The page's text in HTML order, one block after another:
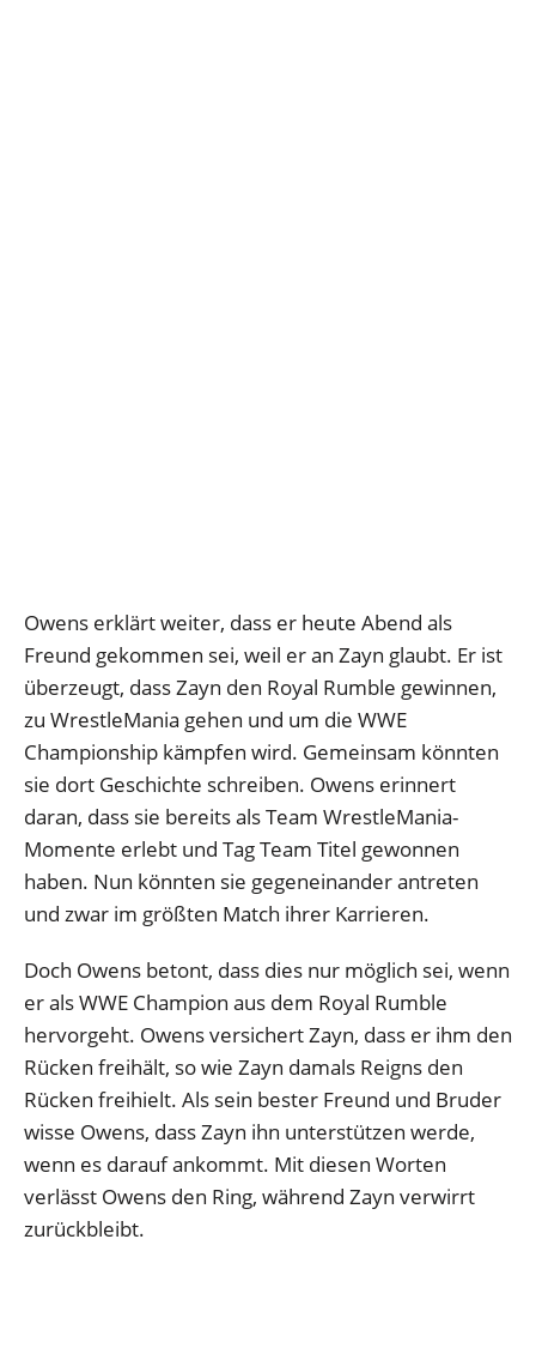
Owens erklärt weiter, dass er heute Abend als
Freund gekommen sei, weil er an Zayn glaubt. Er ist
überzeugt, dass Zayn den Royal Rumble gewinnen,
zu WrestleMania gehen und um die WWE
Championship kämpfen wird. Gemeinsam könnten
sie dort Geschichte schreiben. Owens erinnert
daran, dass sie bereits als Team WrestleMania-
Momente erlebt und Tag Team Titel gewonnen
haben. Nun könnten sie gegeneinander antreten
und zwar im größten Match ihrer Karrieren.
Doch Owens betont, dass dies nur möglich sei, wenn
er als WWE Champion aus dem Royal Rumble
hervorgeht. Owens versichert Zayn, dass er ihm den
Rücken freihält, so wie Zayn damals Reigns den
Rücken freihielt. Als sein bester Freund und Bruder
wisse Owens, dass Zayn ihn unterstützen werde,
wenn es darauf ankommt. Mit diesen Worten
verlässt Owens den Ring, während Zayn verwirrt
zurückbleibt.